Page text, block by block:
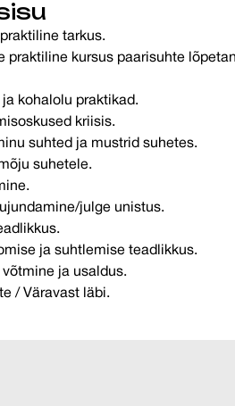
tarkus.
praktiline kursus paarisuhte
ja kohalolu praktikad.
kriisis.
suhted ja mustrid suhetes.
suhetele.
julge unistus.
ja suhtlemise teadlikkus.
võtmine ja usaldus.
/ Väravast läbi.